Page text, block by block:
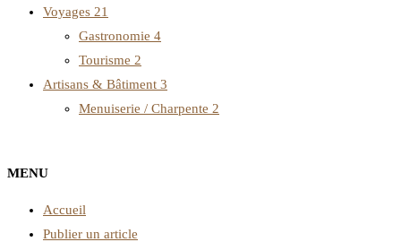
Voyages 21
Gastronomie 4
Tourisme 2
Artisans & Bâtiment 3
Menuiserie / Charpente 2
MENU
Accueil
Publier un article